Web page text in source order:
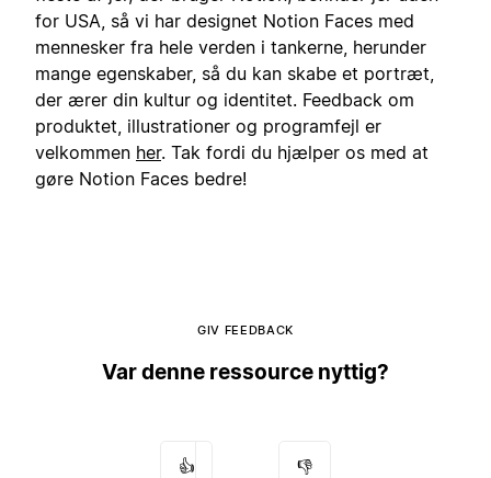
for USA, så vi har designet Notion Faces med
mennesker fra hele verden i tankerne, herunder
mange egenskaber, så du kan skabe et portræt,
der ærer din kultur og identitet. Feedback om
produktet, illustrationer og programfejl er
velkommen her. Tak fordi du hjælper os med at
gøre Notion Faces bedre!
GIV FEEDBACK
Var denne ressource nyttig?
👍 👎